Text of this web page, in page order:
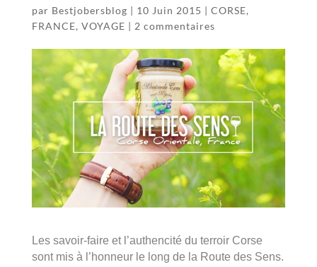
par Bestjobersblog | 10 Juin 2015 | CORSE,
FRANCE, VOYAGE | 2 commentaires
Les savoir-faire et l’authencité du terroir Corse
sont mis à l’honneur le long de la Route des Sens.